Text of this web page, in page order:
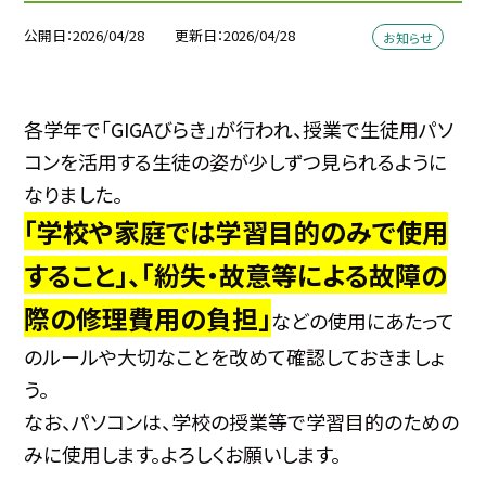
公開日 2026/04/28 更新日 2026/04/28 お知らせ
各学年で「GIGAびらき」が行われ、授業で生徒用パソ
コンを活用する生徒の姿が少しずつ見られるように
なりました。
「学校や家庭では学習目的のみで使用
すること」、「紛失・故意等による故障の
際の修理費用の負担」などの使用にあたって
のルールや大切なことを改めて確認しておきましょ
う。
なお、パソコンは、学校の授業等で学習目的のための
みに使用します。よろしくお願いします。